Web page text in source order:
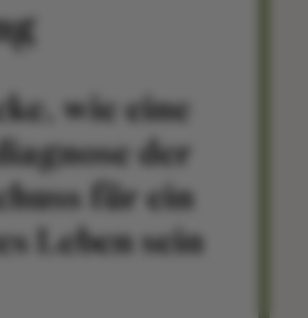
wie eine
der
für ein
Leben sein